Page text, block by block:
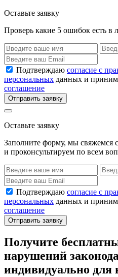
Оставьте заявку
Проверь какие 5 ошибок есть
Подтверждаю согласие с
персональных данных и
соглашение
Отправить заявку
Оставьте заявку
Заполните форму, мы свяжемся
и проконсультируем по всем
Подтверждаю согласие с
персональных данных и
соглашение
Отправить заявку
Получите
нарушений
индивидуально